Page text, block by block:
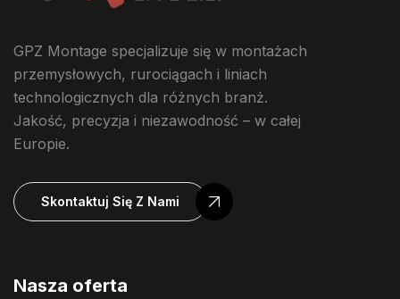
GPZ Montage specjalizuje się w montażach
przemysłowych, rurociągach i liniach
technologicznych dla różnych branż.
Jakość, precyzja i niezawodność – w całej
Europie.
Skontaktuj Się Z Nami
Nasza oferta